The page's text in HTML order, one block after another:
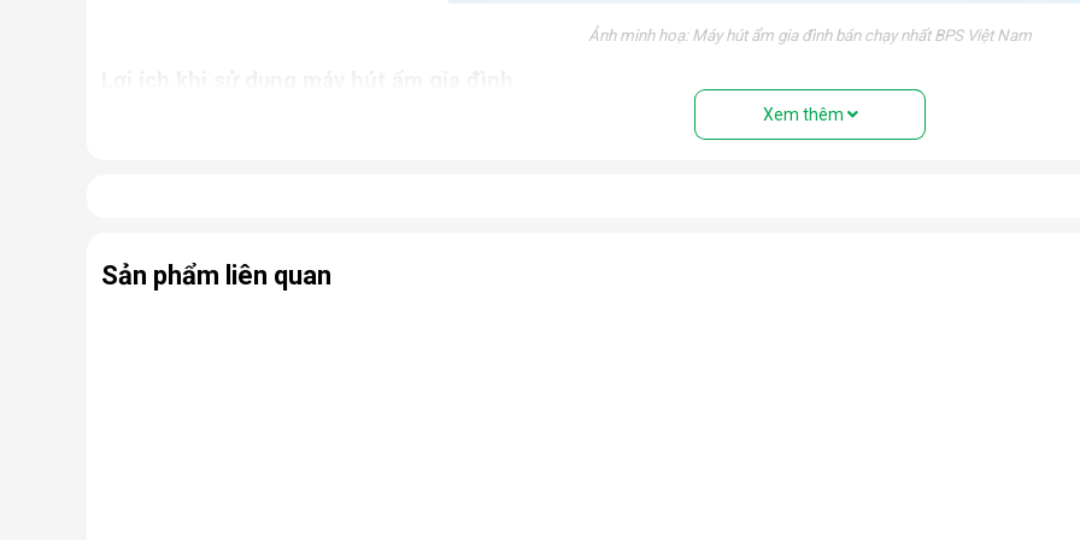
Ảnh minh hoạ: Máy hút ẩm gia đình bán chạy nhất BPS Việt Nam
Giữ cho nhà cửa luôn khô thoáng, tránh khỏi tình trạng trơn trượt trong những ngày nồm ẩm.
Ngăn chặn tình trạng nấm mốc, hạn chế sự phát triển của vi khuẩn trong môi trường độ ẩm cao. Bảo vệ sức
Xem thêm
Sản phẩm liên quan